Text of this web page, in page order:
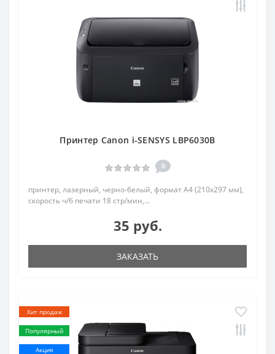
Принтер Canon i-SENSYS LBP6030B
0
принтер, лазерный, черно-белый, формат A4 (210x297 мм),
скорость ч/б печати 18 стр/мин,...
35 руб.
ЗАКАЗАТЬ
Хит продаж
Популярный
Акция